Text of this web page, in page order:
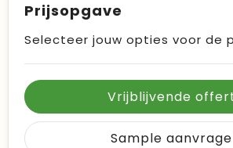
Prijsopgave
Selecteer jouw opties voor de
Vrijblijvende
Sample